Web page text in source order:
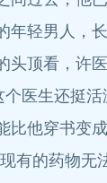
男人，长
看，许医
医生还挺活
他穿书变成
的药物无法